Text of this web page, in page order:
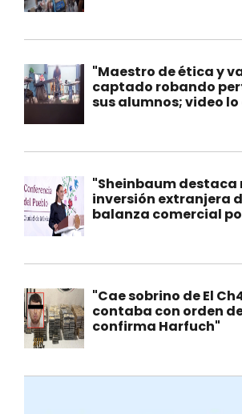
"Maestro de ética y
captado robando
sus alumnos; video
"Sheinbaum destaca
inversión extranjera
balanza comercial
"Cae sobrino de El
contaba con orden
confirma Harfuch"